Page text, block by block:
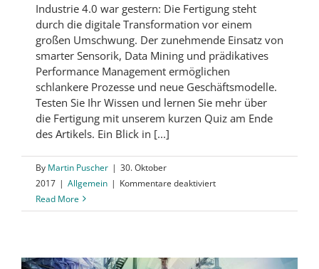
Industrie 4.0 war gestern: Die Fertigung steht
durch die digitale Transformation vor einem
großen Umschwung. Der zunehmende Einsatz von
smarter Sensorik, Data Mining und prädikatives
Performance Management ermöglichen
schlankere Prozesse und neue Geschäftsmodelle.
Testen Sie Ihr Wissen und lernen Sie mehr über
die Fertigung mit unserem kurzen Quiz am Ende
des Artikels. Ein Blick in [...]
By Martin Puscher | 30. Oktober
2017 | Allgemein | Kommentare deaktiviertfür
der
Testen
Read More